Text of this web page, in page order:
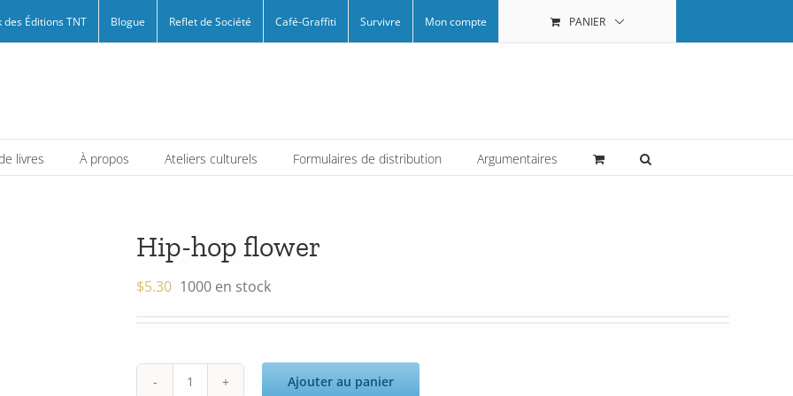
des Éditions TNT Blogue Reflet de Société Café-Graffiti Survivre Mon compte PANIER
livres À propos Ateliers culturels Formulaires de distribution Argumentaires
Hip-hop flower
$5.30 1000 en stock
Ajouter au panier